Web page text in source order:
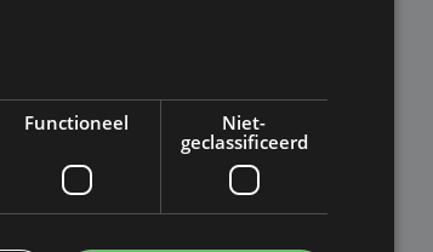
Functioneel
Niet-
geclassificeerd